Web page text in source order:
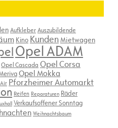
AufkleberAuszubildende
Kino KundenMietwagen
Opel ADAM
Opel Cascada Opel Corsa
Opel Mokka
Pforzheimer Automarkt
Reifen Reparaturen Räder
Verkaufsoffener Sonntag
Weihnachtsbaum